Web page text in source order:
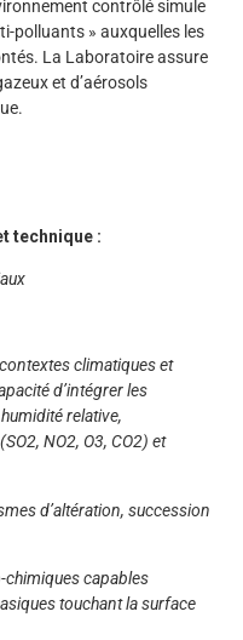
contrôlé simule
polluants » auxquelles les
La Laboratoire assure
et d’aérosols
technique :
climatiques et
d’intégrer les
relative,
NO2, O3, CO2) et
d’altération, succession
capables
touchant la surface